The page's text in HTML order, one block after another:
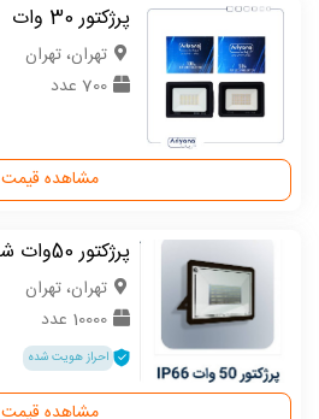
پرژکتور 30 وات
تهران، تهران
700 عدد
مشاهده قیمت
پرژکتور 50وات شاهچراغ پارسیان
تهران، تهران
10000 عدد
احراز هویت شده
مشاهده قیمت